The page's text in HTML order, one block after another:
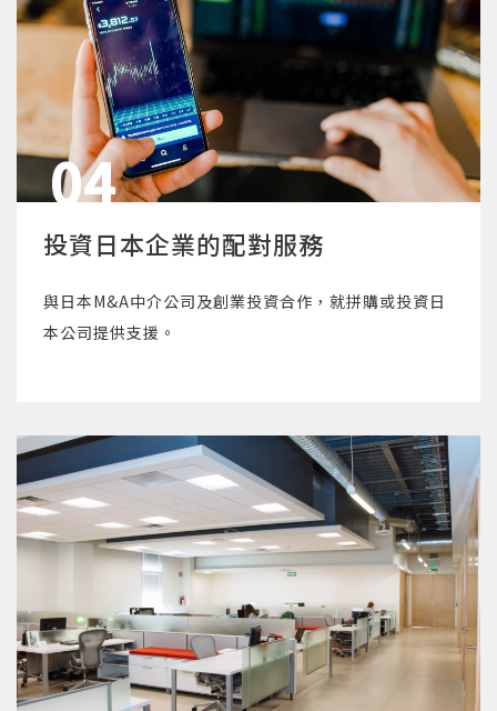
04
投資日本企業的配對服務
與日本M&A中介公司及創業投資合作，就拼購或投資日
本公司提供支援。